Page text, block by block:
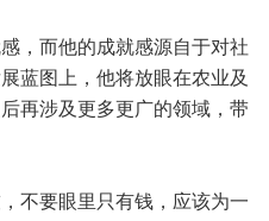
，而他的成就感源自于对社
蓝图上，他将放眼在农业及
再涉及更多更广的领域，带
不要眼里只有钱，应该为一